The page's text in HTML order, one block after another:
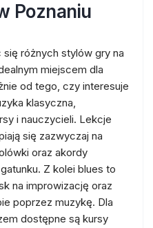
Poznaniu
się różnych stylów gry na
miejscem dla
od tego, czy interesuje
klasyczna,
i nauczycieli. Lekcje
się zazwyczaj na
oraz akordy
Z kolei blues to
na improwizację oraz
poprzez muzykę. Dla
dostępne są kursy